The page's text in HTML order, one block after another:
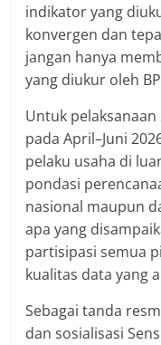
indikator yang
konvergen dan
jangan hanya
yang diukur oleh
Untuk
pada April–Juni
pelaku usaha di
pondasi
nasional maupun
apa yang
partisipasi semua
kualitas data yang
Sebagai tanda
dan sosialisasi